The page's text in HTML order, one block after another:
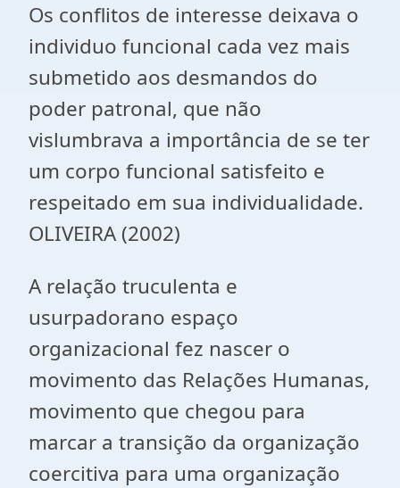
Os conflitos de interesse deixava o
individuo funcional cada vez mais
submetido aos desmandos do
poder patronal, que não
vislumbrava a importância de se ter
um corpo funcional satisfeito e
respeitado em sua individualidade.
OLIVEIRA (2002)
A relação truculenta e
usurpadorano espaço
organizacional fez nascer o
movimento das Relações Humanas,
movimento que chegou para
marcar a transição da organização
coercitiva para uma organização